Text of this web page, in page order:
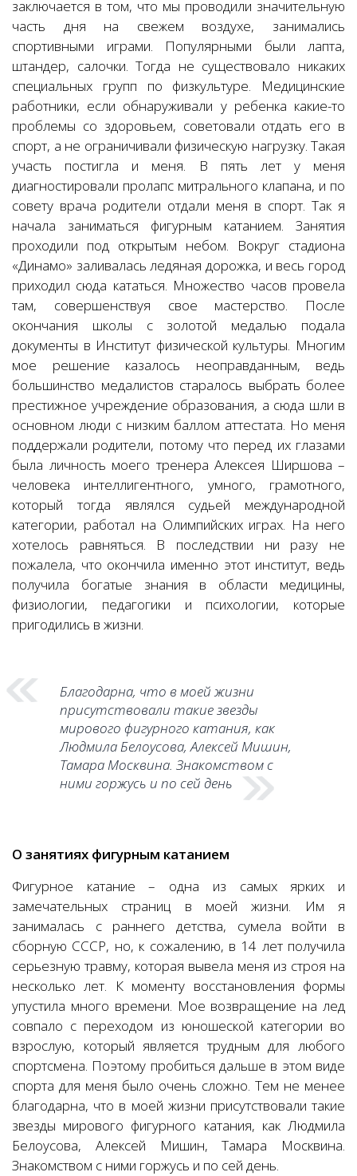
заключается в том, что мы проводили значительную
часть дня на свежем воздухе, занимались
спортивными играми. Популярными были лапта,
штандер, салочки. Тогда не существовало никаких
специальных групп по физкультуре. Медицинские
работники, если обнаруживали у ребенка какие-то
проблемы со здоровьем, советовали отдать его в
спорт, а не ограничивали физическую нагрузку. Такая
участь постигла и меня. В пять лет у меня
диагностировали пролапс митрального клапана, и по
совету врача родители отдали меня в спорт. Так я
начала заниматься фигурным катанием. Занятия
проходили под открытым небом. Вокруг стадиона
«Динамо» заливалась ледяная дорожка, и весь город
приходил сюда кататься. Множество часов провела
там, совершенствуя свое мастерство. После
окончания школы с золотой медалью подала
документы в Институт физической культуры. Многим
мое решение казалось неоправданным, ведь
большинство медалистов старалось выбрать более
престижное учреждение образования, а сюда шли в
основном люди с низким баллом аттестата. Но меня
поддержали родители, потому что перед их глазами
была личность моего тренера Алексея Ширшова –
человека интеллигентного, умного, грамотного,
который тогда являлся судьей международной
категории, работал на Олимпийских играх. На него
хотелось равняться. В последствии ни разу не
пожалела, что окончила именно этот институт, ведь
получила богатые знания в области медицины,
физиологии, педагогики и психологии, которые
пригодились в жизни.
Благодарна, что в моей жизни
присутствовали такие звезды
мирового фигурного катания, как
Людмила Белоусова, Алексей Мишин,
Тамара Москвина. Знакомством с
ними горжусь и по сей день
О занятиях фигурным катанием
Фигурное катание – одна из самых ярких и
замечательных страниц в моей жизни. Им я
занималась с раннего детства, сумела войти в
сборную СССР, но, к сожалению, в 14 лет получила
серьезную травму, которая вывела меня из строя на
несколько лет. К моменту восстановления формы
упустила много времени. Мое возвращение на лед
совпало с переходом из юношеской категории во
взрослую, который является трудным для любого
спортсмена. Поэтому пробиться дальше в этом виде
спорта для меня было очень сложно. Тем не менее
благодарна, что в моей жизни присутствовали такие
звезды мирового фигурного катания, как Людмила
Белоусова, Алексей Мишин, Тамара Москвина.
Знакомством с ними горжусь и по сей день.